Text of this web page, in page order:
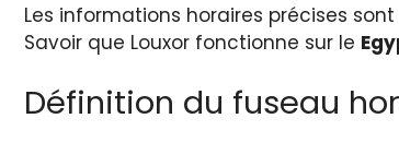
Les informations horaires précises
Savoir que Louxor fonctionne sur le
Définition du fuseau